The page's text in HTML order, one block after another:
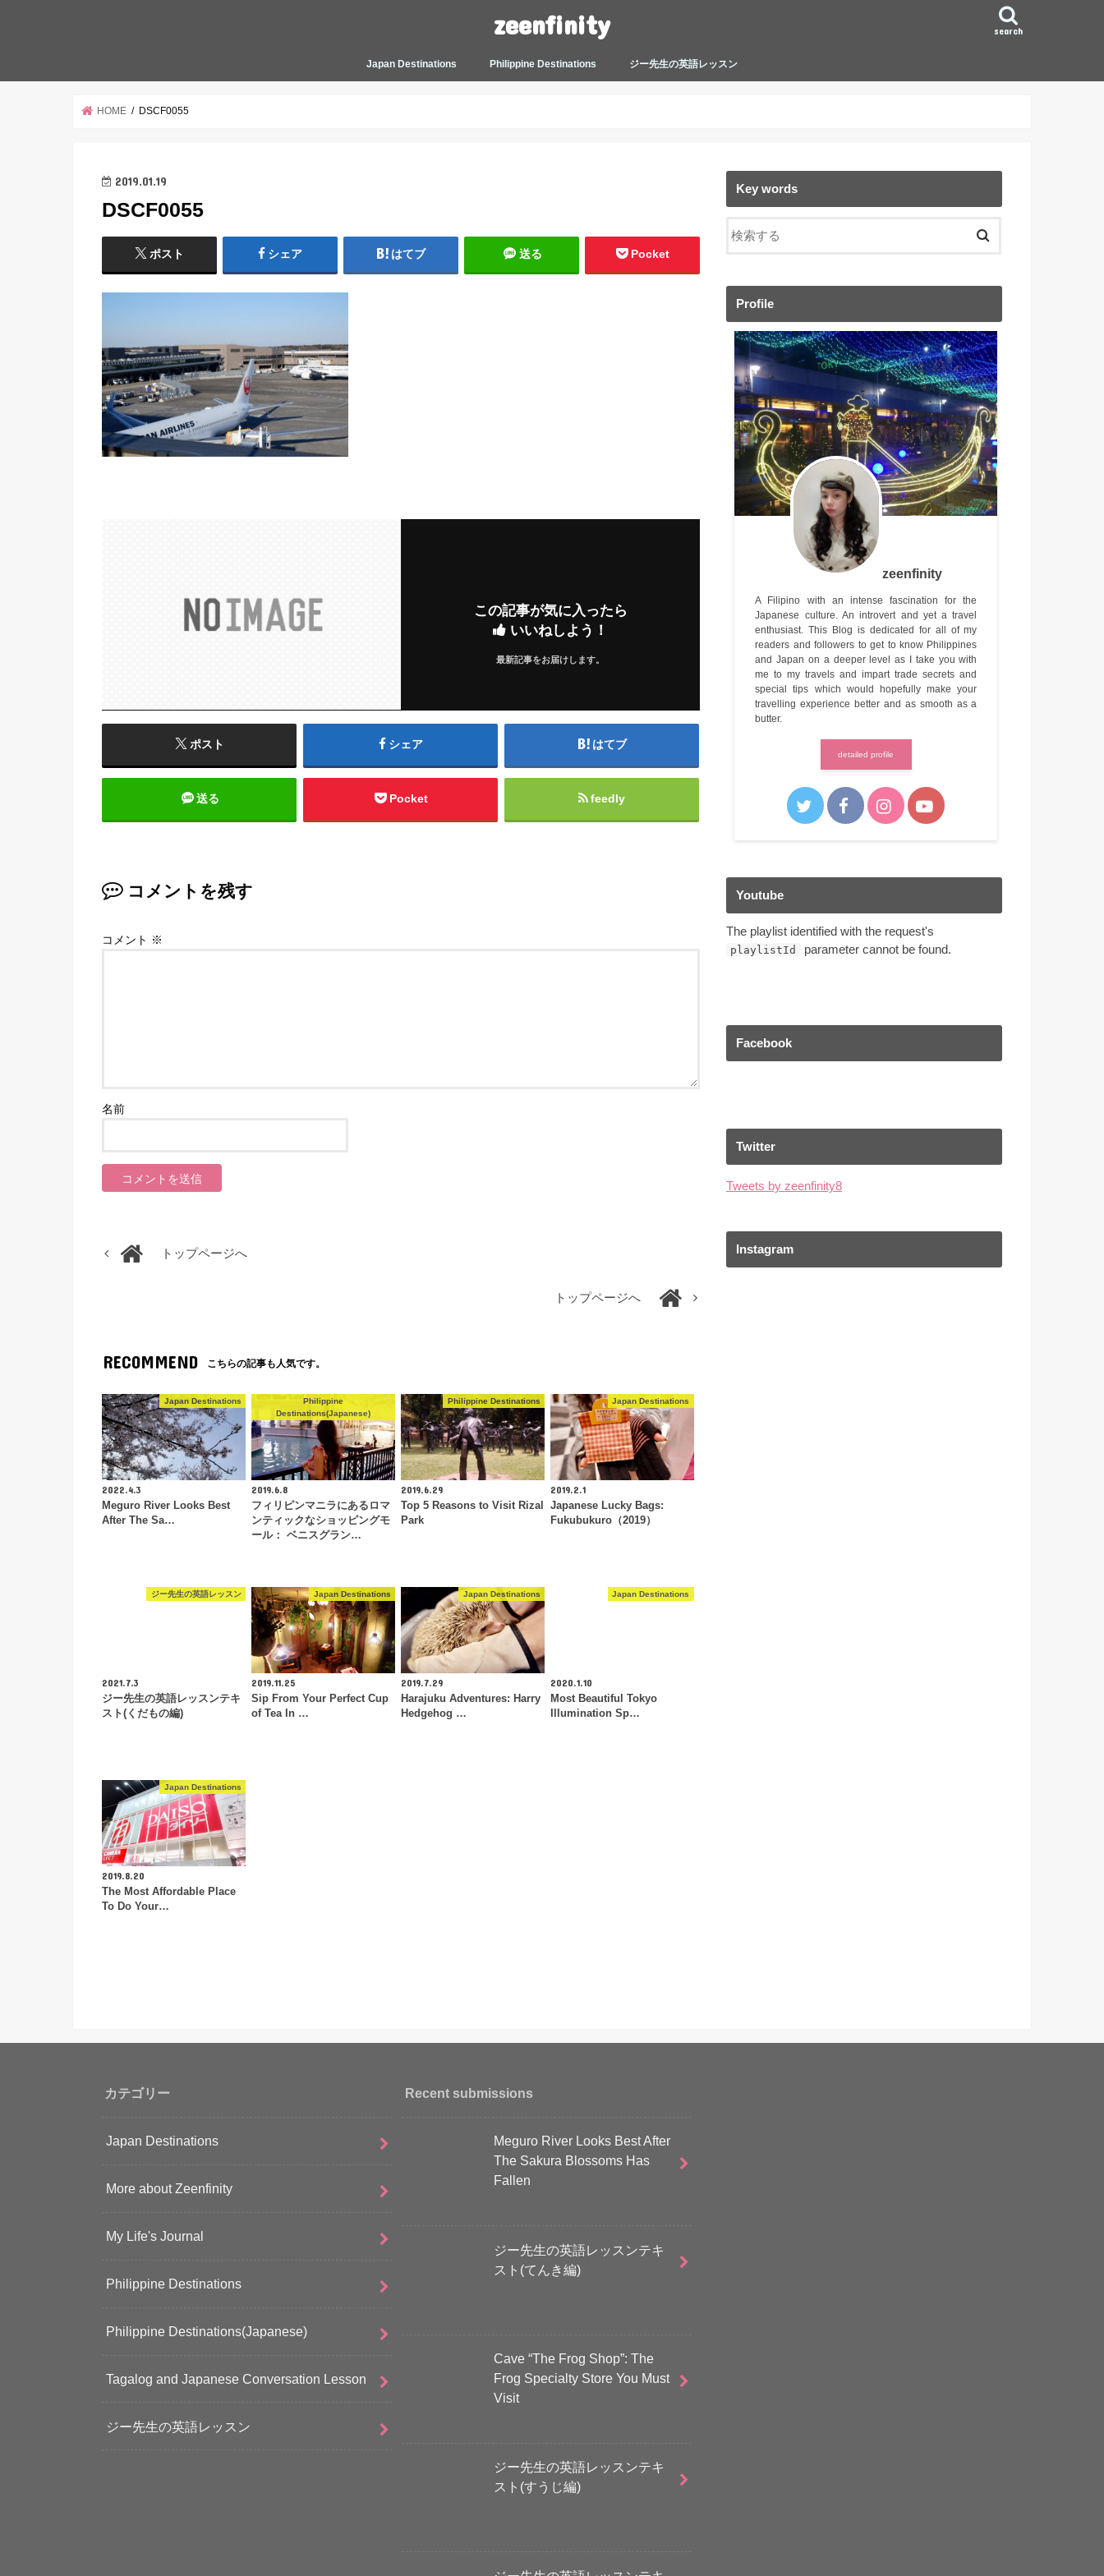
zeenfinity search
Japan Destinations Philippine Destinations ジー先生の英語レッスン
HOME DSCF0055
2019.01.19
DSCF0055
ポスト シェア はてブ 送る Pocket
この記事が気に入ったら
いいねしよう！
最新記事をお届けします。
ポスト シェア はてブ
送る Pocket feedly
コメントを残す
コメント ※
名前
トップページへ
トップページへ
RECOMMEND こちらの記事も人気です。
Japan Destinations
2022.4.3
Meguro River Looks Best
After The Sa…
Philippine
Destinations(Japanese)
2019.6.8
フィリピンマニラにあるロマ
ンティックなショッピングモ
ール： ベニスグラン…
Philippine Destinations
2019.6.29
Top 5 Reasons to Visit Rizal
Park
Japan Destinations
2019.2.1
Japanese Lucky Bags:
Fukubukuro（2019）
ジー先生の英語レッスン
2021.7.3
ジー先生の英語レッスンテキ
スト(くだもの編)
Japan Destinations
2019.11.25
Sip From Your Perfect Cup
of Tea In …
Japan Destinations
2019.7.29
Harajuku Adventures: Harry
Hedgehog …
Japan Destinations
2020.1.10
Most Beautiful Tokyo
Illumination Sp…
Japan Destinations
2019.8.20
The Most Affordable Place
To Do Your…
Key words
Profile
zeenfinity
A Filipino with an intense fascination for the
Japanese culture. An introvert and yet a travel
enthusiast. This Blog is dedicated for all of my
readers and followers to get to know Philippines
and Japan on a deeper level as I take you with
me to my travels and impart trade secrets and
special tips which would hopefully make your
travelling experience better and as smooth as a
butter.
detailed profile
Youtube
The playlist identified with the request's
playlistId parameter cannot be found.
Facebook
Twitter
Tweets by zeenfinity8
Instagram
カテゴリー
Japan Destinations
More about Zeenfinity
My Life's Journal
Philippine Destinations
Philippine Destinations(Japanese)
Tagalog and Japanese Conversation Lesson
ジー先生の英語レッスン
Recent submissions
Meguro River Looks Best After
The Sakura Blossoms Has
Fallen
ジー先生の英語レッスンテキ
スト(てんき編)
Cave “The Frog Shop”: The
Frog Specialty Store You Must
Visit
ジー先生の英語レッスンテキ
スト(すうじ編)